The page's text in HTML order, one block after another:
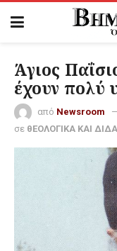
Άγιος
έχουν πολύ
από Newsroom
σε θΕΟΛΟΓΙΚΑ ΚΑΙ